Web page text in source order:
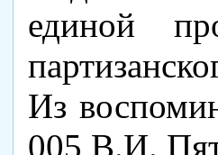
единой
Из
005 В.И.